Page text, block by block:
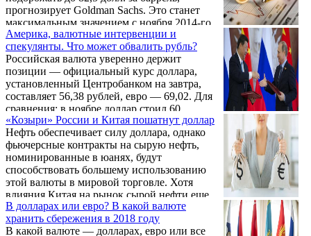
прогнозирует Goldman Sachs. Это станет
максимальным значением с ноября 2014-го.
По расчетам российских экономистов, при
такой динамике курс доллара в РФ вполне
может опуститься ниже 50 руб. Еще один
позитивный момент – США решили не
распространять санкции на российский
госдолг, испугавшись последствий для
американских инвесторов. Некоторые
аналитики, однако, предупреждают, что все
же не стоит питать особых иллюзий по
поводу ...
Америка, валютные интервенции и
спекулянты. Что может обвалить рубль?
Российская валюта уверенно держит
позиции — официальный курс доллара,
установленный Центробанком на завтра,
составляет 56,38 рублей, евро — 69,02. Для
сравнения: в ноябре доллар стоил 60
рублей, а евро — 71 рубль. Но рублевая
эйфория может скоро закончиться — на то
есть целый ряд причин, предупреждают
эксперты. Что за факторы могут ослабить
национальную валюту, рассказывает
АиФ.ru.
«Козыри» России и Китая пошатнут доллар
Нефть обеспечивает силу доллара, однако
фьючерсные контракты на сырую нефть,
номинированные в юанях, будут
способствовать большему использованию
этой валюты в мировой торговле. Хотя
влияния Китая на рынок сырой нефти еще
недостаточно для того, чтобы пошатнуть
ведущую позицию доллара, но у Китая есть
долгосрочный план, а главное то, что Китай
В долларах или евро? В какой валюте
хранить сбережения в 2018 году
В какой валюте — долларах, евро или все